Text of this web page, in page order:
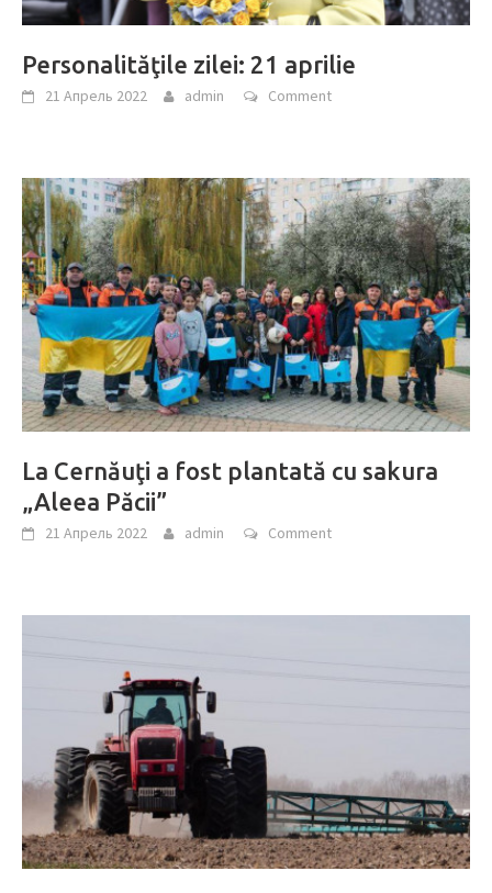
Personalităţile zilei: 21 aprilie
21 Апрель 2022 admin Comment
La Cernăuţi a fost plantată cu sakura
„Aleea Păcii”
21 Апрель 2022 admin Comment